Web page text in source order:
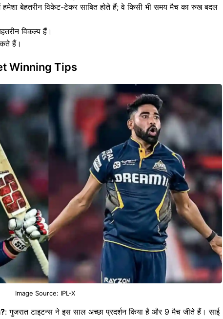
बेहतरीन विकेट-टेकर साबित होते हैं; वे किसी भी समय मैच का रुख बदल
विकल्प हैं।
हैं।
Winning Tips
Image Source: IPL-X
: गुजरात टाइटन्स ने इस साल अच्छा प्रदर्शन किया है और 9 मैच जीते हैं। साई